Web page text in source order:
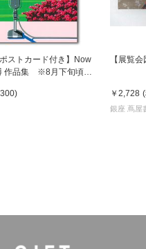
ストカード付き】Now
作品集 ※8月下旬頃の
)
【展覧
￥2,728
銀座 蔦屋